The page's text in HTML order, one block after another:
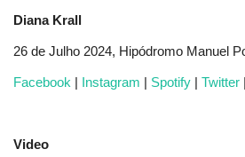
Diana Krall
26 de Julho 2024, Hipódromo Manuel
Facebook | Instagram | Spotify | Twitter |
Video